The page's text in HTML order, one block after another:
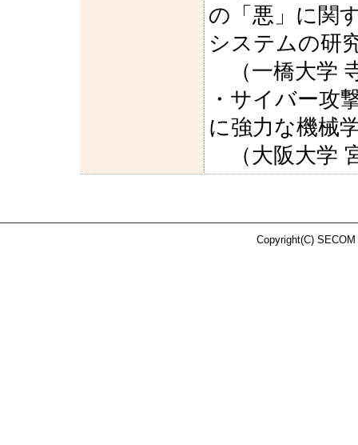
の「悪」に関
システムの研
（一橋大学
・サイバー攻
に強力な機械
（大阪大学
Copyright(C)